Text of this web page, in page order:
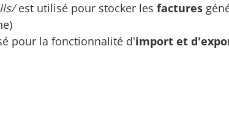
est utilisé pour stocker les factures
pour la fonctionnalité d'import et